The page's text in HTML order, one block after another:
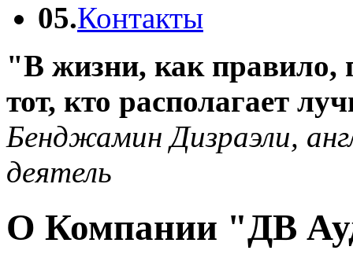
05.Контакты
"В жизни, как правило,
тот, кто располагает
Бенджамин Дизраэли,
деятель
О Компании "ДВ